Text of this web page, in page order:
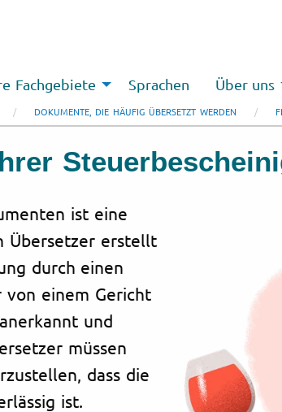
Fachgebiete Sprachen Über uns
DOKUMENTE, DIE HÄUFIG ÜBERSETZT WERDEN
ist eine
Übersetzer erstellt
durch einen
einem Gericht
und
müssen
dass die
ist.